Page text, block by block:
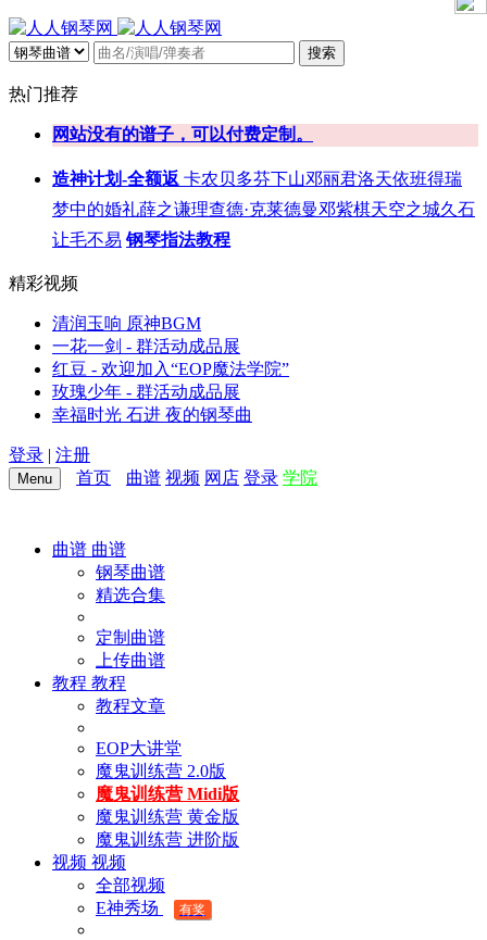
搜索
热门推荐
网站没有的谱子，可以付费定制。
造神计划-全额返 卡农贝多芬下山邓丽君洛天依班得瑞
梦中的婚礼薛之谦理查德·克莱德曼邓紫棋天空之城久石
让毛不易 钢琴指法教程
精彩视频
清润玉响 原神BGM
一花一剑 - 群活动成品展
红豆 - 欢迎加入“EOP魔法学院”
玫瑰少年 - 群活动成品展
幸福时光 石进 夜的钢琴曲
登录 | 注册
Menu 首页 曲谱 视频 网店 登录 学院
曲谱 曲谱
钢琴曲谱
精选合集
定制曲谱
上传曲谱
教程 教程
教程文章
EOP大讲堂
魔鬼训练营 2.0版
魔鬼训练营 Midi版
魔鬼训练营 黄金版
魔鬼训练营 进阶版
视频 视频
全部视频
E神秀场
有奖